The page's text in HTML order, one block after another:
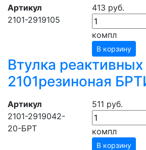
Артикул
2101-2919105
413 руб.
компл
В корзину
Втулка
2101резиноная
Артикул
2101-2919042-
20-БРТ
511 руб.
компл
В корзину